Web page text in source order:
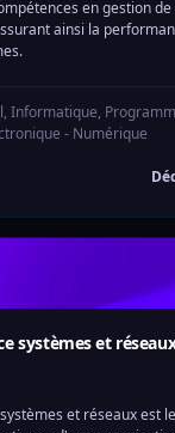
en gestion
ainsi la
Informatique,
- Numérique
systèmes et
et réseaux est